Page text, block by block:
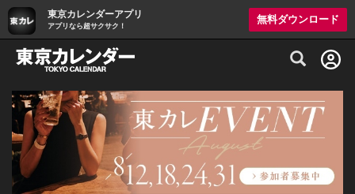
東京カレンダーアプリ
アプリなら超サクサク！
無料ダウンロード
グルメ情報・プレミアムレストラン予約